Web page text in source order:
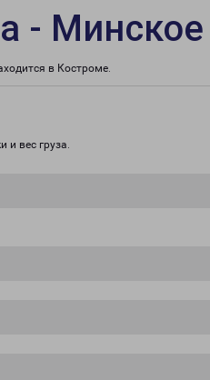
-
в Костроме.
и вес груза.